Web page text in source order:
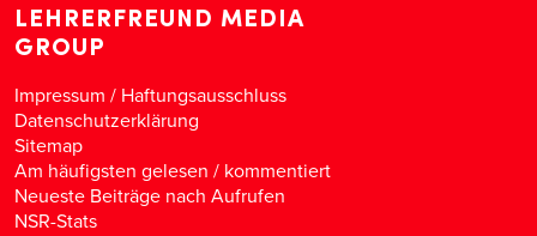
LEHRERFREUND MEDIA
GROUP
Impressum / Haftungsausschluss
Datenschutzerklärung
Sitemap
Am häufigsten gelesen / kommentiert
Neueste Beiträge nach Aufrufen
NSR-Stats